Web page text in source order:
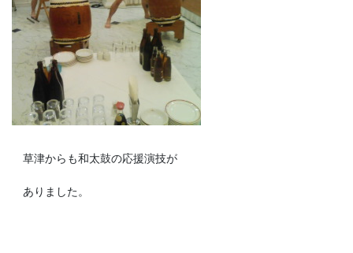
草津からも和太鼓の応援演技が
ありました。